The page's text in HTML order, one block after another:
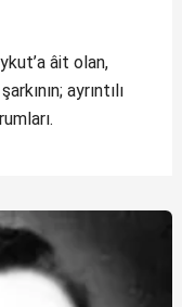
âit olan,
ayrıntılı